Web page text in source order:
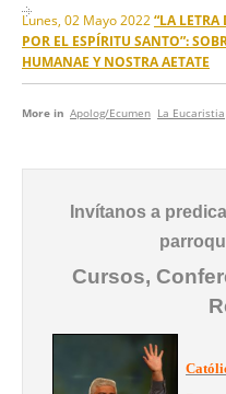
Lunes, 02 Mayo 2022 “LA LETRA
POR EL ESPÍRITU SANTO”:
HUMANAE Y NOSTRA AETATE
More in Apolog/Ecumen La Eucaristia
Invítanos a
Cursos,